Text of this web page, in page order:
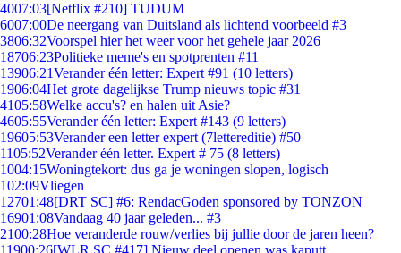
4007:03[Netflix #210] TUDUM
6007:00De neergang van Duitsland als lichtend voorbeeld #3
3806:32Voorspel hier het weer voor het gehele jaar 2026
18706:23Politieke meme's en spotprenten #11
13906:21Verander één letter: Expert #91 (10 letters)
1906:04Het grote dagelijkse Trump nieuws topic #31
4105:58Welke accu's? en halen uit Asie?
4605:55Verander één letter: Expert #143 (9 letters)
19605:53Verander een letter expert (7lettereditie) #50
1105:52Verander één letter. Expert # 75 (8 letters)
1004:15Woningtekort: dus ga je woningen slopen, logisch
102:09Vliegen
12701:48[DRT SC] #6: RendacGoden sponsored by TONZON
16901:08Vandaag 40 jaar geleden... #3
2100:28Hoe veranderde rouw/verlies bij jullie door de jaren heen?
11900:26[WLR SC #417] Nieuw deel openen was kaputt